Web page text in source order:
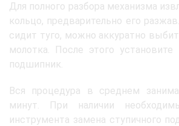
Для полного разбора механизма
кольцо, предварительно его
сидит туго, можно аккуратно
молотка. После этого
подшипник.
Вся процедура в среднем
минут. При наличии
инструмента замена ступичного